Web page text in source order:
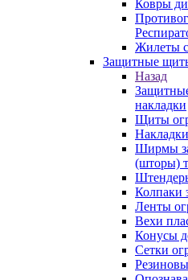
Ковры
Жилеты
Защитные
Назад
накладки
Щиты
Ширмы
(шторы)
Колпаки
Ленты
Вехи
Конусы
Сетки